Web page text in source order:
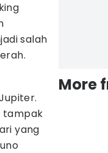
salah
tampak
yang
More